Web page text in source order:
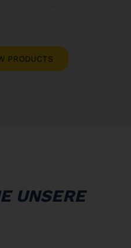
PRODUCTS
UNSERE